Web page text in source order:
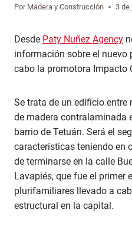
Por Madera y Construcción 3 de
Desde Paty Nuñez Agency
información sobre el nuevo
cabo la promotora Impacto
Se trata de un edificio entre
de madera contralaminada
barrio de Tetuán. Será el
características teniendo en
de terminarse en la calle
Lavapiés, que fue el primer
plurifamiliares llevado a
estructural en la capital.